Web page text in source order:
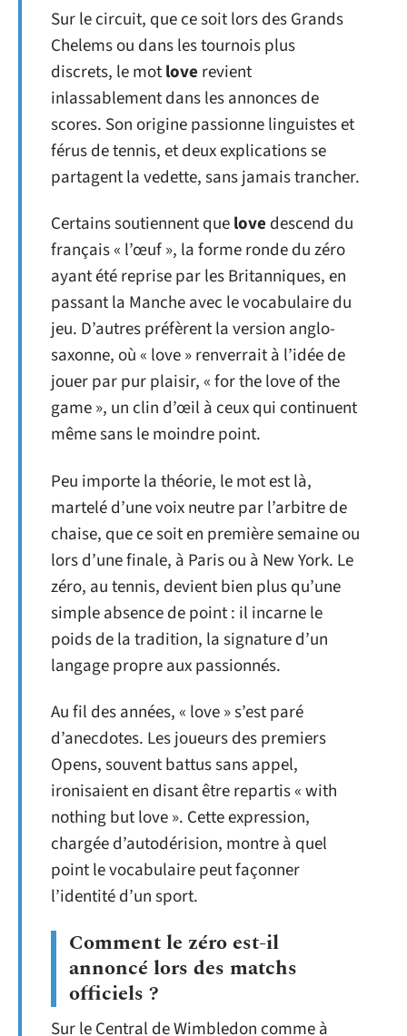
Sur le circuit, que ce soit lors des Grands
Chelems ou dans les tournois plus
discrets, le motlove revient
inlassablement dans les annonces de
scores. Son origine passionne linguistes et
férus de tennis, et deux explications se
partagent la vedette, sans jamais trancher.
Certains soutiennent quelove descend du
français « l’œuf », la forme ronde du zéro
ayant été reprise par les Britanniques, en
passant la Manche avec le vocabulaire du
jeu. D’autres préfèrent la version anglo-
saxonne, où « love » renverrait à l’idée de
jouer par pur plaisir, « for the love of the
game », un clin d’œil à ceux qui continuent
même sans le moindre point.
Peu importe la théorie, le mot est là,
martelé d’une voix neutre par l’arbitre de
chaise, que ce soit en première semaine ou
lors d’une finale, à Paris ou à New York. Le
zéro, au tennis, devient bien plus qu’une
simple absence de point : il incarne le
poids de la tradition, la signature d’un
langage propre aux passionnés.
Au fil des années, « love » s’est paré
d’anecdotes. Les joueurs des premiers
Opens, souvent battus sans appel,
ironisaient en disant être repartis « with
nothing but love ». Cette expression,
chargée d’autodérision, montre à quel
point le vocabulaire peut façonner
l’identité d’un sport.
Comment le zéro est-il
annoncé lors des matchs
officiels ?
Sur le Central de Wimbledon comme à